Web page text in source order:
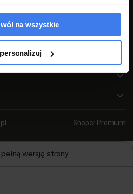
na wszystkie
Shoper Premium
wersję strony